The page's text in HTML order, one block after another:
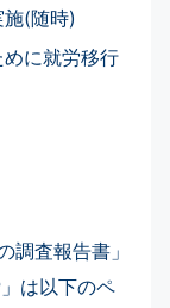
(随時)
に就労移行
調査報告書」
は以下のペ